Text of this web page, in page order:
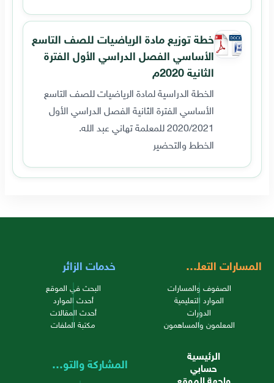
خطة توزيع مادة الرياضيات للصف التاسع
الأساسي الفصل الدراسي الأول الفترة
الثانية 2020م
الخطة الدراسية لمادة الرياضيات للصف التاسع
الأساسي الفترة الثانية الفصل الدراسي الأول
2020/2021 للمعلمة تهاني عبد الله.
الخطط والتحضير
المسارات التعليمية
الصفوف والمسارات
الموارد التعليمية
الدورات
المعلمون والمساهمون
خدمات الزائر
البحث في الموقع
أحدث الموارد
أحدث المقالات
مكتبة الملفات
الرئيسية
حسابي
واجهة الموقع
المشاركة والتواصل